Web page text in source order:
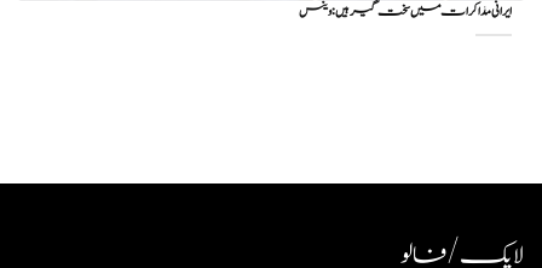
ایرانی مذاکرات میں سخت گیر ہیں: وینس
لایک / فالو